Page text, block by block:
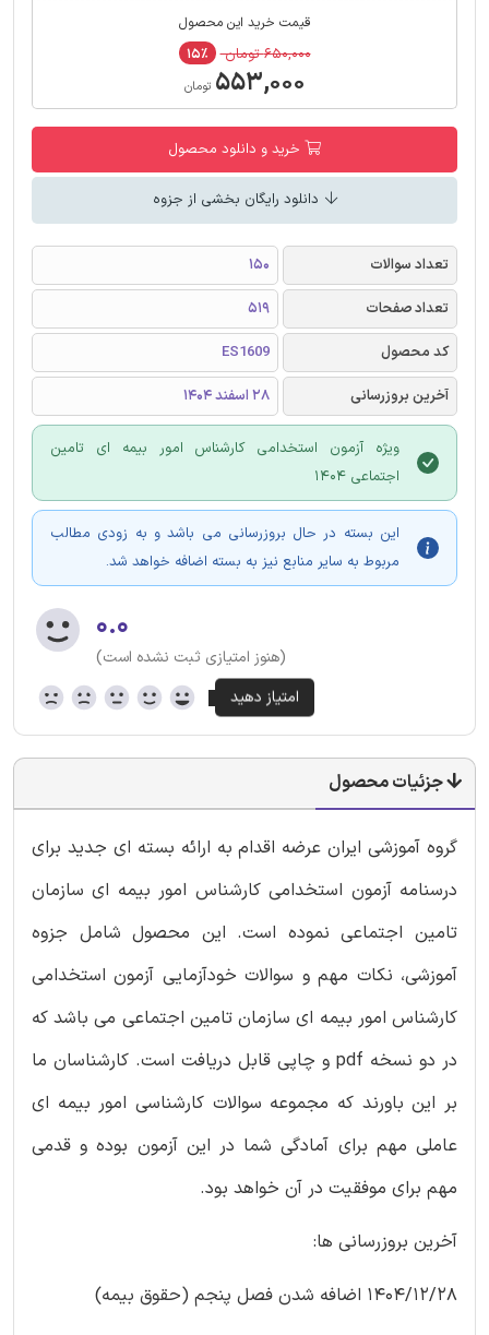
قیمت خرید این محصول
۶۵۰,۰۰۰ تومان ۱۵٪
۵۵۳,۰۰۰ تومان
خرید و دانلود محصول
دانلود رایگان بخشی از جزوه
تعداد سوالات
150
تعداد صفحات
519
کد محصول
ES1609
آخرین بروزرسانی
28 اسفند 1404
ویژه آزمون استخدامی کارشناس امور بیمه ای تامین
اجتماعی 1404
این بسته در حال بروزرسانی می باشد و به زودی مطالب
مربوط به سایر منابع نیز به بسته اضافه خواهد شد.
۰.۰
(هنوز امتیازی ثبت نشده است)
جزئیات محصول
گروه آموزشی ایران عرضه اقدام به ارائه بسته ای جدید برای
درسنامه آزمون استخدامی کارشناس امور بیمه ای سازمان
تامین اجتماعی نموده است. این محصول شامل جزوه
آموزشی، نکات مهم و سوالات خودآزمایی آزمون استخدامی
کارشناس امور بیمه ای سازمان تامین اجتماعی می باشد که
در دو نسخه pdf و چاپی قابل دریافت است. کارشناسان ما
بر این باورند که مجموعه سوالات کارشناسی امور بیمه ای
عاملی مهم برای آمادگی شما در این آزمون بوده و قدمی
مهم برای موفقیت در آن خواهد بود.
آخرین بروزرسانی ها:
1404/12/28 اضافه شدن فصل پنجم (حقوق بیمه)